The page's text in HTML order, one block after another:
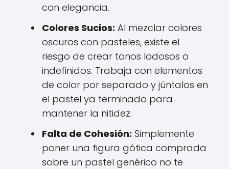
con elegancia.
Colores Sucios: Al mezclar colores
oscuros con pasteles, existe el
riesgo de crear tonos lodosos o
indefinidos. Trabaja con elementos
de color por separado y júntalos en
el pastel ya terminado para
mantener la nitidez.
Falta de Cohesión: Simplemente
poner una figura gótica comprada
sobre un pastel genérico no te